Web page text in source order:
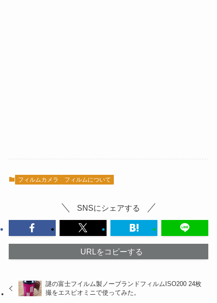
フィルムカメラ フィルムについて
SNSにシェアする
URLをコピーする
謎の富士フイルム製ノーブランドフィルムISO200 24枚
撮をエスピオミニで使ってみた。